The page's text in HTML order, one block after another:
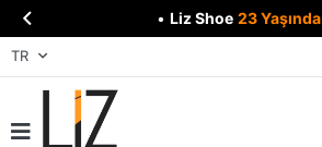
 • Liz Shoe 23 Yaşında
TR